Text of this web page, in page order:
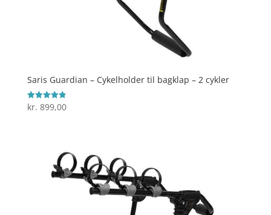
Saris Guardian – Cykelholder til bagklap – 2 cykler
Vurderet
4.9
kr. 899,00